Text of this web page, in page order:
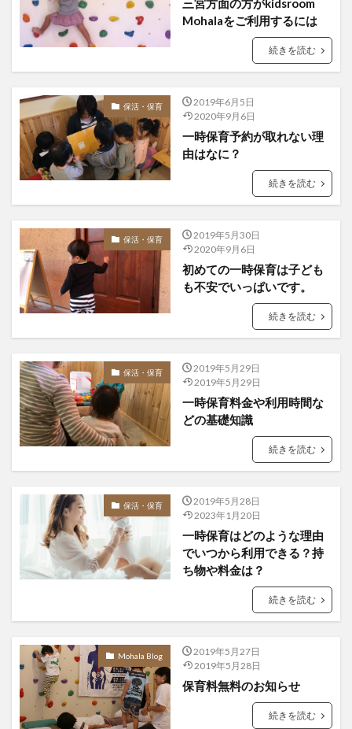
三宮方面の方がkidsroom
Mohalaをご利用するには
続きを読む
保活・保育
2019年6月5日
2020年9月6日
一時保育予約が取れない理
由はなに？
続きを読む
保活・保育
2019年5月30日
2020年9月6日
初めての一時保育は子ども
も不安でいっぱいです。
続きを読む
保活・保育
2019年5月29日
2019年5月29日
一時保育料金や利用時間な
どの基礎知識
続きを読む
保活・保育
2019年5月28日
2023年1月20日
一時保育はどのような理由
でいつから利用できる？持
ち物や料金は？
続きを読む
Mohala Blog
2019年5月27日
2019年5月28日
保育料無料のお知らせ
続きを読む